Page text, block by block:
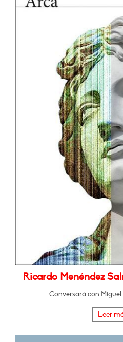
Ricardo Menéndez
Conversará con
Leer